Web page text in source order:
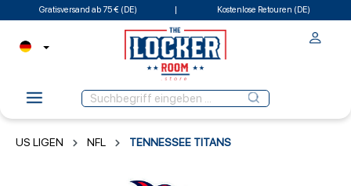
Gratisversand ab 75 € (DE) Kostenlose Retouren (DE)
US LIGEN NFL TENNESSEE TITANS